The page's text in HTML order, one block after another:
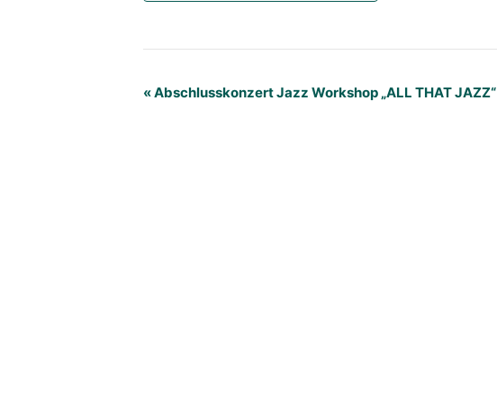
Veranstaltung-
«Abschlusskonzert Jazz Workshop „ALL THAT JAZZ“